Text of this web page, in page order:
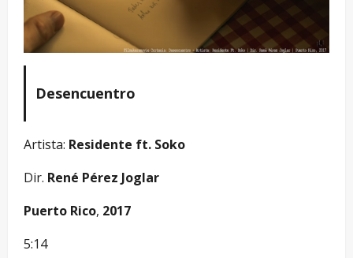
Desencuentro
Artista: Residente ft. Soko
Dir. René Pérez Joglar
Puerto Rico, 2017
5:14